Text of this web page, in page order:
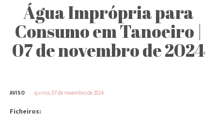
Água Imprópria para
Consumo em Tanoeiro |
07 de novembro de 2024
AVISO quinta, 07 de novembro de 2024
Ficheiros: